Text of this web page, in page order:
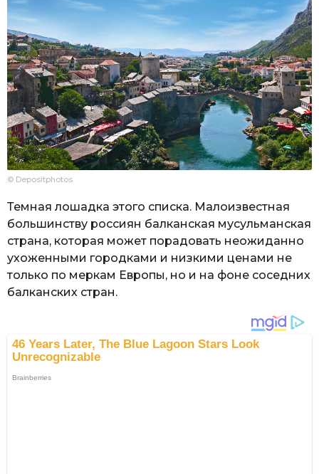
© Depositphotos
Темная лошадка этого списка. Малоизвестная
большинству россиян балканская мусульманская
страна, которая может порадовать неожиданно
ухоженными городками и низкими ценами не
только по меркам Европы, но и на фоне соседних
балканских стран.